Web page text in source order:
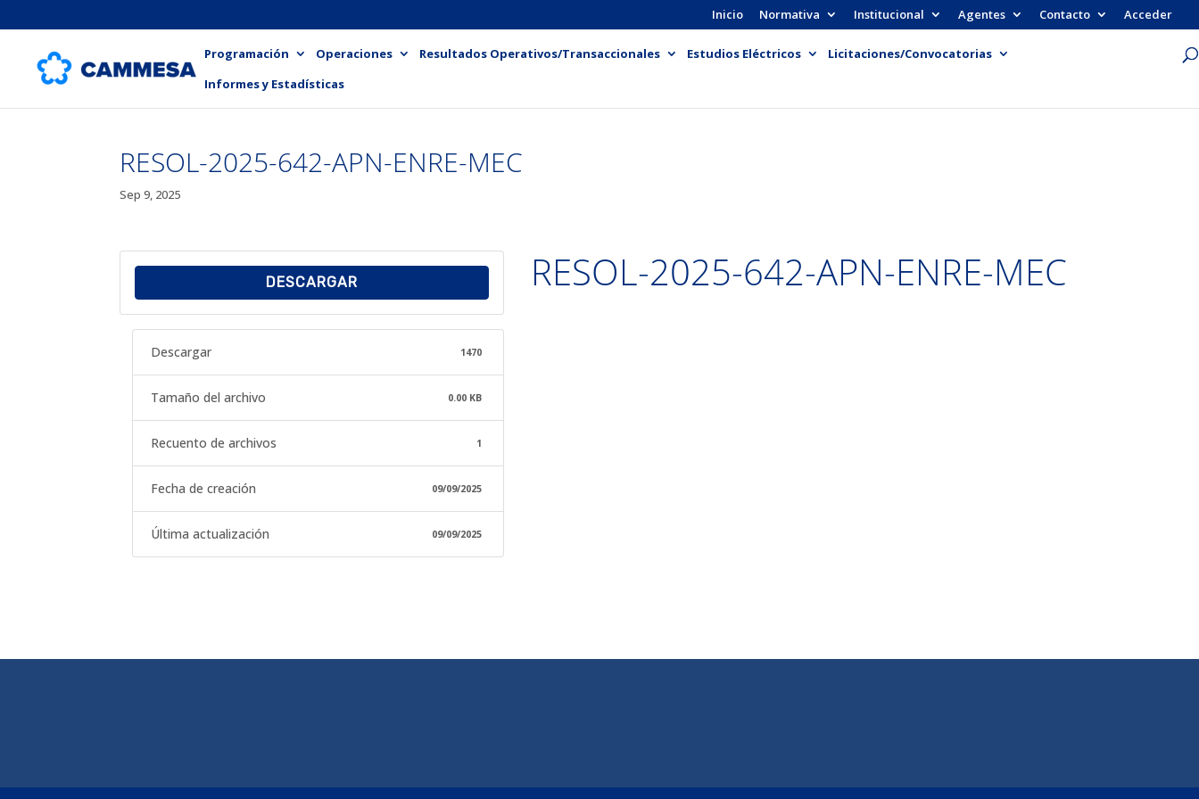
Inicio Normativa Institucional Agentes Contacto Acceder
Programación Operaciones Resultados Operativos/Transaccionales Estudios Eléctricos
Licitaciones/Convocatorias
Informes y Estadísticas
RESOL-2025-642-APN-ENRE-MEC
Sep 9, 2025
DESCARGAR
Descargar 1470
Tamaño del archivo 0.00 KB
Recuento de archivos 1
Fecha de creación 09/09/2025
Última actualización 09/09/2025
RESOL-2025-642-APN-ENRE-MEC